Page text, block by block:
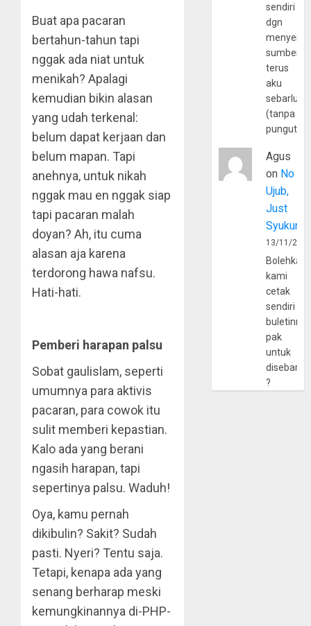
Buat apa pacaran
bertahun-tahun tapi
nggak ada niat untuk
menikah? Apalagi
kemudian bikin alasan
yang udah terkenal:
belum dapat kerjaan dan
belum mapan. Tapi
anehnya, untuk nikah
nggak mau en nggak siap
tapi pacaran malah
doyan? Ah, itu cuma
alasan aja karena
terdorong hawa nafsu.
Hati-hati.
Pemberi harapan palsu
Sobat gaulislam, seperti
umumnya para aktivis
pacaran, para cowok itu
sulit memberi kepastian.
Kalo ada yang berani
ngasih harapan, tapi
sepertinya palsu. Waduh!
Oya, kamu pernah
dikibulin? Sakit? Sudah
pasti. Nyeri? Tentu saja.
Tetapi, kenapa ada yang
senang berharap meski
kemungkinannya di-PHP-
sendiri
dgn
sumber
terus
aku
(tanpa
Agus
on No
Ujub,
Just
Syukur
13/11/
Bolehkah
kami
cetak
sendiri
pak
untuk
?